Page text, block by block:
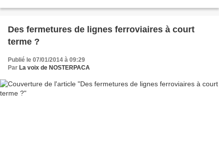
Des fermetures de lignes ferroviaires à court
terme ?
Publié le 07/01/2014 à 09:29
Par La voix de NOSTERPACA